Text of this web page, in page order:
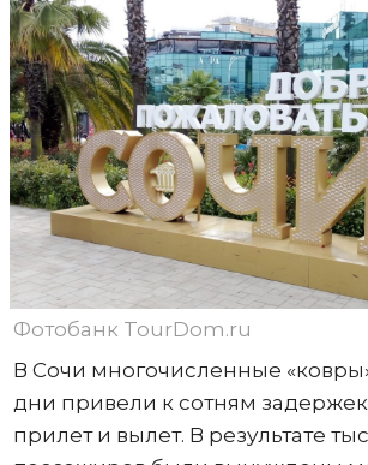
Фотобанк TourDom.ru
В Сочи многочисленные
дни привели к сотням
прилет и вылет. В результате